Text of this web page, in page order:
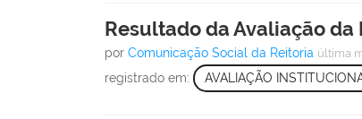
Resultado da Avaliação da
porComunicação Social da Reitoria última
registrado em: AVALIAÇÃO